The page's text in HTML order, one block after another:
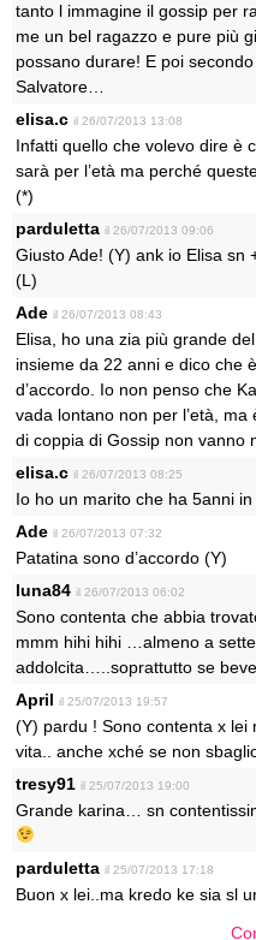
tanto l immagine il gossip per
me un bel ragazzo e pure più
possano durare! E poi
Salvatore…
elisa.c il 26/07/2013 13:08
Infatti quello che volevo dire è
sarà per l’età ma perché
(*)
parduletta il 26/07/2013 09:06
Giusto Ade! (Y) ank io Elisa sn
(L)
Ade il 26/07/2013 08:43
Elisa, ho una zia più grande
insieme da 22 anni e dico che
d’accordo. Io non penso che
vada lontano non per l’età,
di coppia di Gossip non vanno
elisa.c il 26/07/2013 08:25
Io ho un marito che ha 5anni
Ade il 26/07/2013 07:32
Patatina sono d’accordo (Y)
luna84 il 26/07/2013 06:02
Sono contenta che abbia
mmm hihi hihi …almeno a
addolcita…..soprattutto se
April il 25/07/2013 19:57
(Y) pardu ! Sono contenta x lei
vita.. anche xché se non
tresy91 il 25/07/2013 19:00
Grande karina… sn
parduletta il 25/07/2013 17:18
Buon x lei..ma kredo ke sia sl